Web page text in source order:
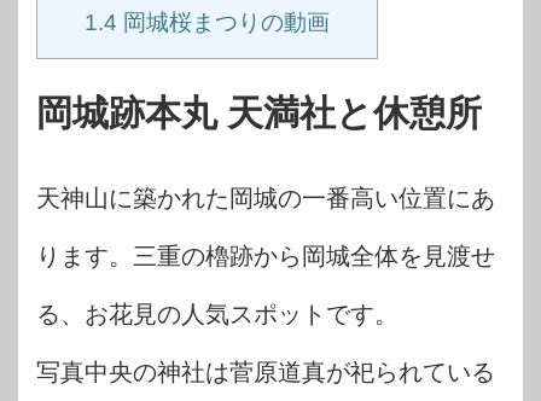
1.4 岡城桜まつりの動画
岡城跡本丸 天満社と休憩所
天神山に築かれた岡城の一番高い位置にあ
ります。三重の櫓跡から岡城全体を見渡せ
る、お花見の人気スポットです。
写真中央の神社は菅原道真が祀られている